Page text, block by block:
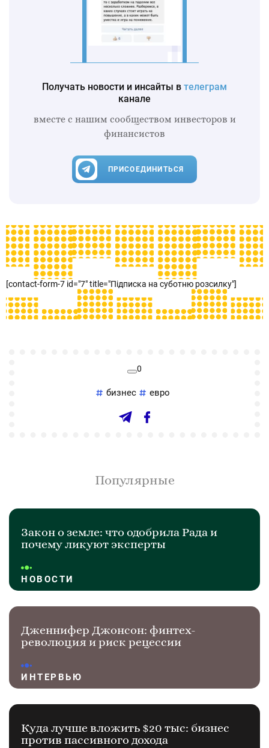
Получать новости и инсайты в телеграм
канале
вместе с нашим сообществом инвесторов и
финансистов
ПРИСОЕДИНИТЬСЯ
[contact-form-7 id="7" title="Підписка на суботню розсилку"]
0
бизнес евро
Популярные
Закон о земле: что одобрила Рада и
почему ликуют эксперты
НОВОСТИ
Дженнифер Джонсон: финтех-
революция и риск рецессии
ИНТЕРВЬЮ
Куда лучше вложить $20 тыс: бизнес
против пассивного дохода